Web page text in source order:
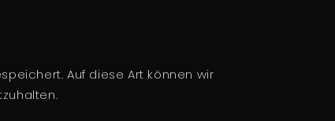
Auf diese Art können wir